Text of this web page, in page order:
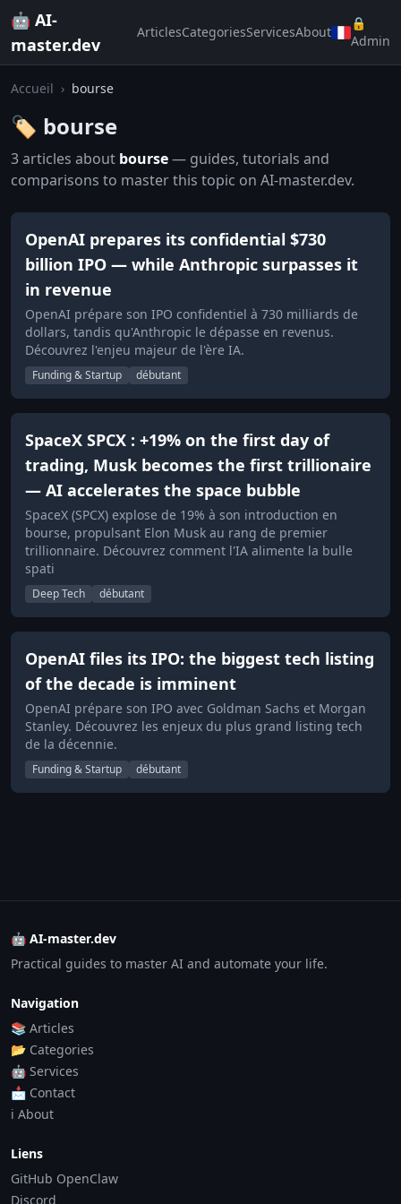
🤖 AI-
master.dev
ArticlesCategoriesServicesAbout
🔒
Admin
Accueil › bourse
🏷️ bourse
3 articles about bourse— guides, tutorials and
comparisons to master this topic on AI-master.dev.
OpenAI prepares its confidential $730
billion IPO — while Anthropic surpasses it
in revenue
OpenAI prépare son IPO confidentiel à 730 milliards de
dollars, tandis qu'Anthropic le dépasse en revenus.
Découvrez l'enjeu majeur de l'ère IA.
Funding & Startup débutant
SpaceX SPCX : +19% on the first day of
trading, Musk becomes the first trillionaire
— AI accelerates the space bubble
SpaceX (SPCX) explose de 19% à son introduction en
bourse, propulsant Elon Musk au rang de premier
trillionnaire. Découvrez comment l'IA alimente la bulle
spati
Deep Tech débutant
OpenAI files its IPO: the biggest tech listing
of the decade is imminent
OpenAI prépare son IPO avec Goldman Sachs et Morgan
Stanley. Découvrez les enjeux du plus grand listing tech
de la décennie.
Funding & Startup débutant
🤖 AI-master.dev
Practical guides to master AI and automate your life.
Navigation
📚 Articles
📂 Categories
🤖 Services
📩 Contact
ℹ️ About
Liens
GitHub OpenClaw
Discord